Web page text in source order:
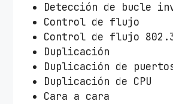
Detección de bucle
Control de flujo
Control de flujo
Duplicación
Duplicación de
Duplicación de CPU
Cara a cara